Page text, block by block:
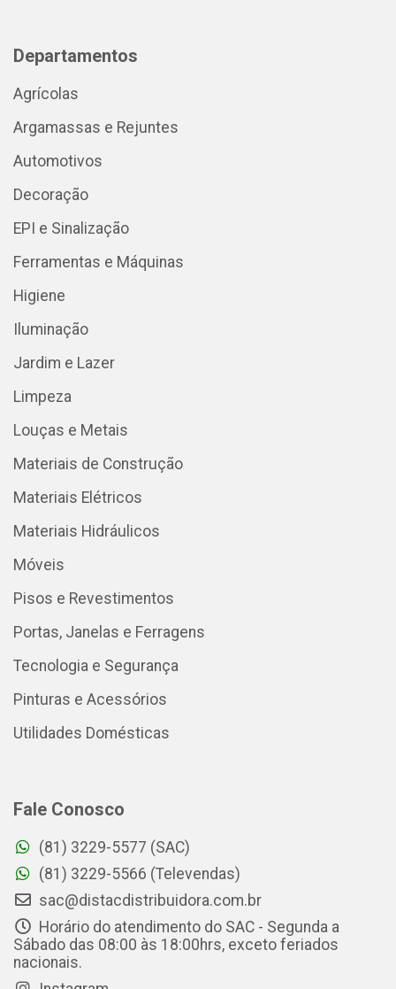
Departamentos
Agrícolas
Argamassas e Rejuntes
Automotivos
Decoração
EPI e Sinalização
Ferramentas e Máquinas
Higiene
Iluminação
Jardim e Lazer
Limpeza
Louças e Metais
Materiais de Construção
Materiais Elétricos
Materiais Hidráulicos
Móveis
Pisos e Revestimentos
Portas, Janelas e Ferragens
Tecnologia e Segurança
Pinturas e Acessórios
Utilidades Domésticas
Fale Conosco
(81) 3229-5577 (SAC)
(81) 3229-5566 (Televendas)
sac@distacdistribuidora.com.br
Horário do atendimento do SAC - Segunda a
Sábado das 08:00 às 18:00hrs, exceto feriados
nacionais.